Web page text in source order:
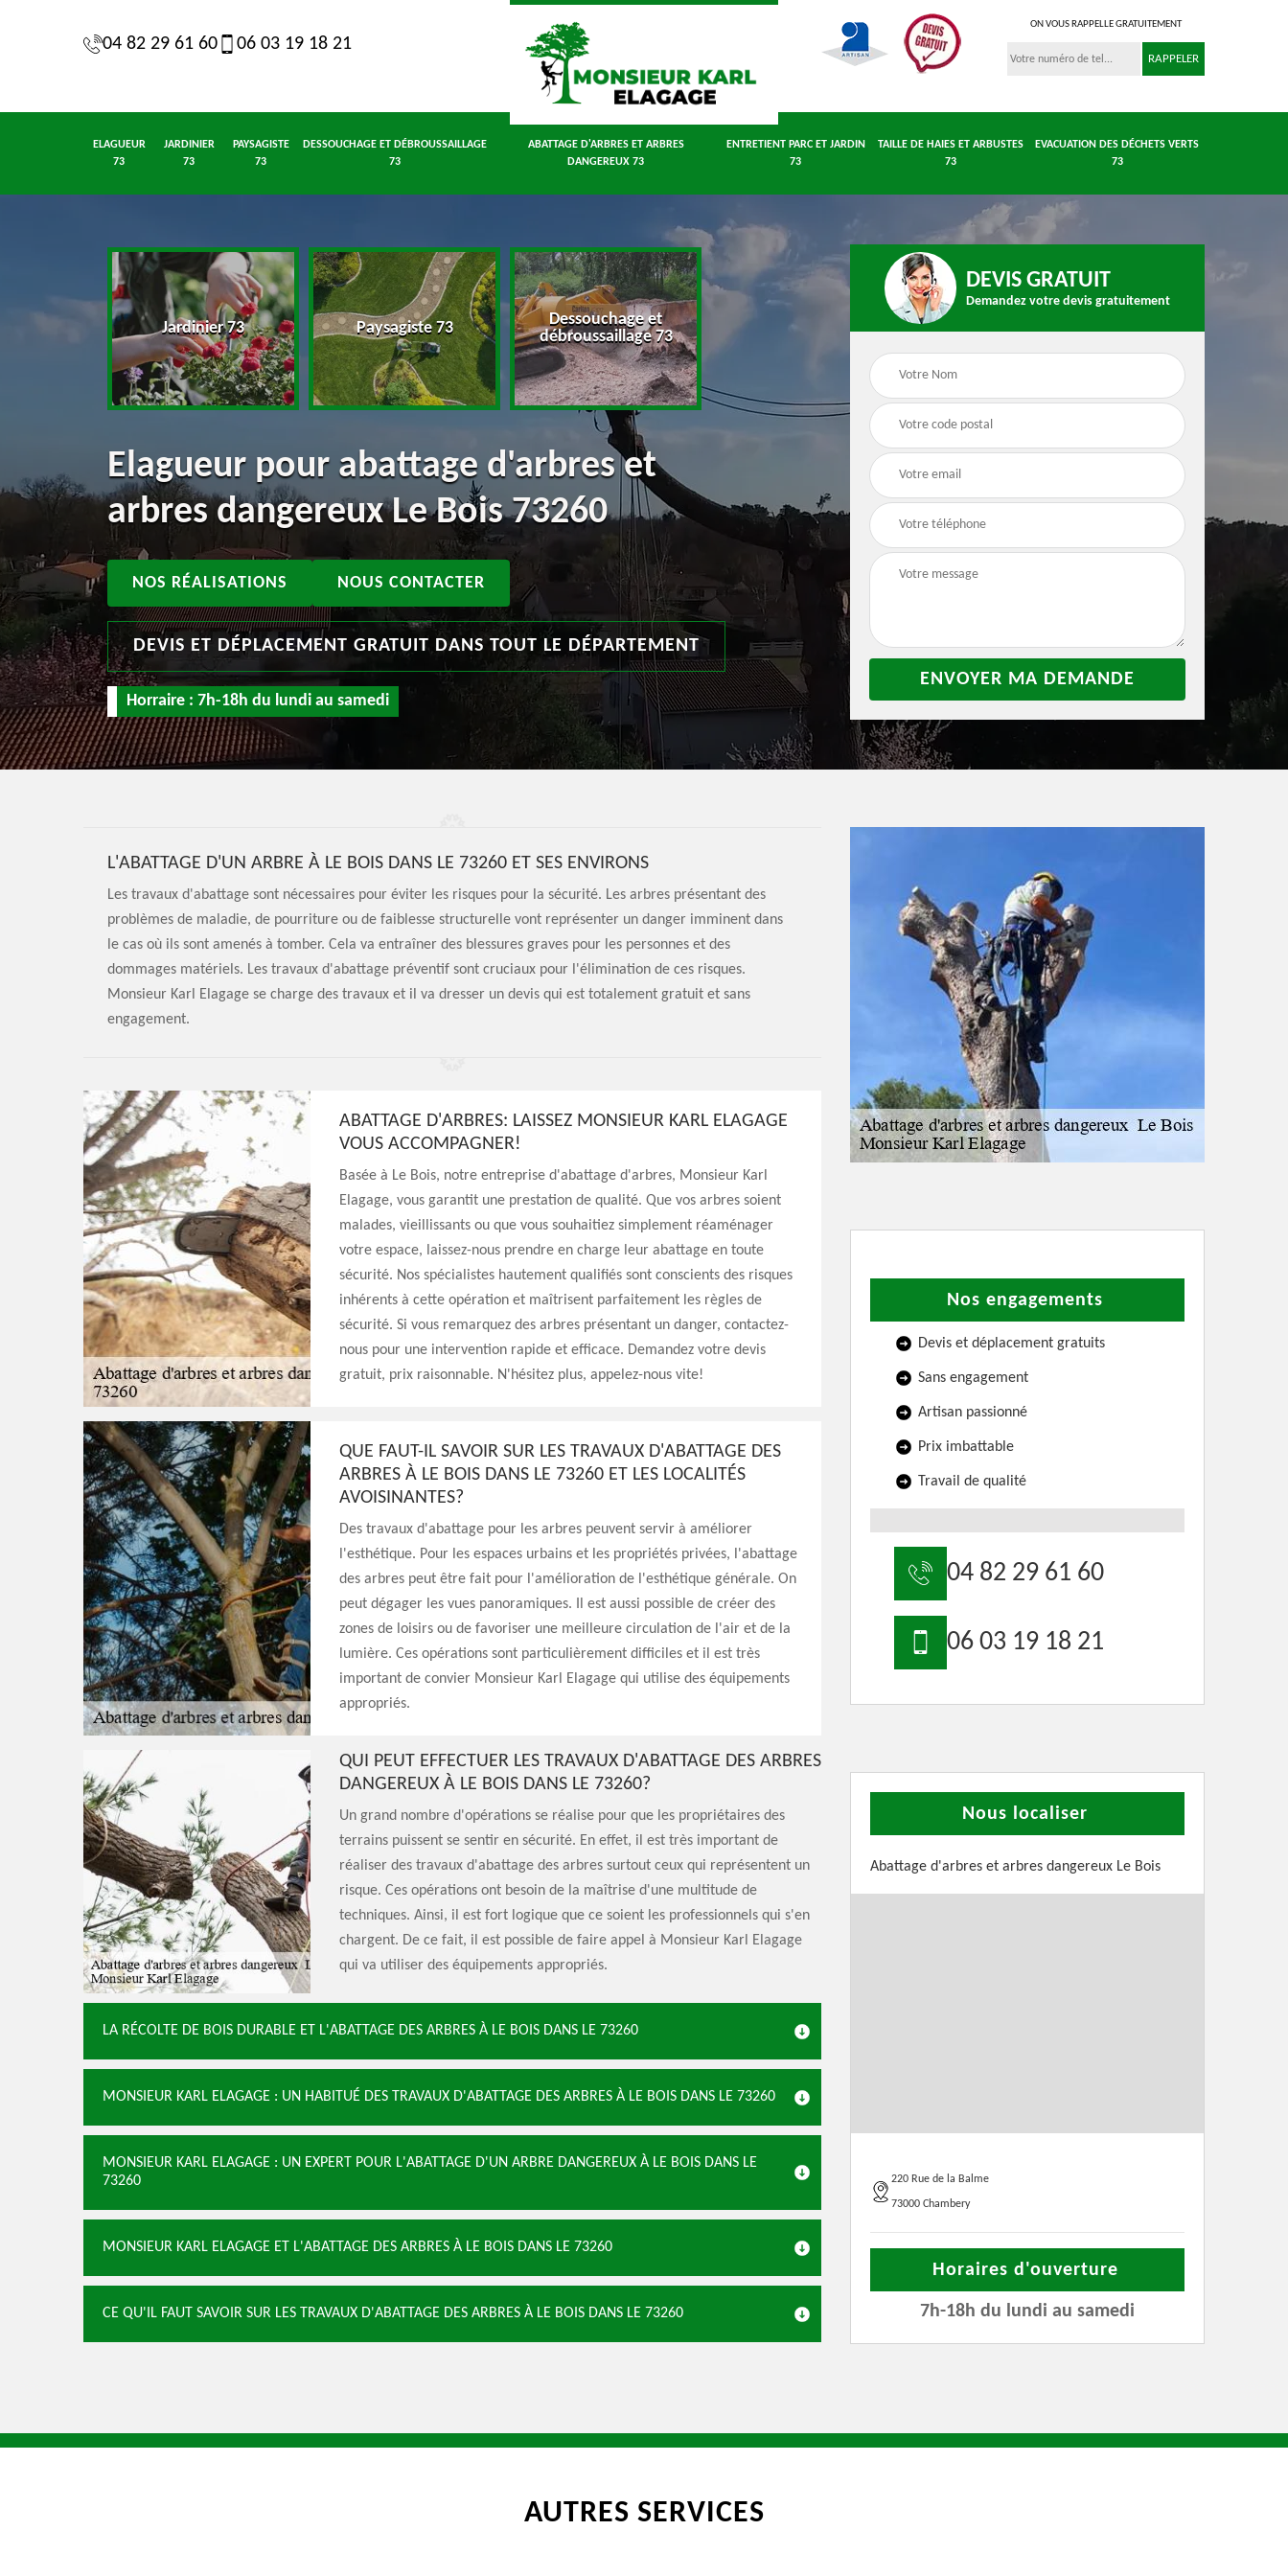
04 82 29 61 60 06 03 19 18 21
ON VOUS RAPPELLE GRATUITEMENT
ELAGUEUR
73
JARDINIER
73
PAYSAGISTE
73
DESSOUCHAGE ET DÉBROUSSAILLAGE
73
ABATTAGE D'ARBRES ET ARBRES
DANGEREUX 73
ENTRETIENT PARC ET JARDIN
73
TAILLE DE HAIES ET ARBUSTES
73
EVACUATION DES DÉCHETS VERTS
73
Jardinier 73 Paysagiste 73
Dessouchage et
débroussaillage 73
arbres dangereux 73
Entretient parc et
jardin 73
arbustes 73
Elagueur pour abattage d'arbres et
arbres dangereux Le Bois 73260
NOS RÉALISATIONS NOUS CONTACTER
DEVIS ET DÉPLACEMENT GRATUIT DANS TOUT LE DÉPARTEMENT
Horraire : 7h-18h du lundi au samedi
DEVIS GRATUIT
Demandez votre devis gratuitement
L'ABATTAGE D'UN ARBRE À LE BOIS DANS LE 73260 ET SES ENVIRONS
Les travaux d'abattage sont nécessaires pour éviter les risques pour la sécurité. Les arbres présentant des
problèmes de maladie, de pourriture ou de faiblesse structurelle vont représenter un danger imminent dans
le cas où ils sont amenés à tomber. Cela va entraîner des blessures graves pour les personnes et des
dommages matériels. Les travaux d'abattage préventif sont cruciaux pour l'élimination de ces risques.
Monsieur Karl Elagage se charge des travaux et il va dresser un devis qui est totalement gratuit et sans
engagement.
ABATTAGE D'ARBRES: LAISSEZ MONSIEUR KARL ELAGAGE
VOUS ACCOMPAGNER!
Basée à Le Bois, notre entreprise d'abattage d'arbres, Monsieur Karl
Elagage, vous garantit une prestation de qualité. Que vos arbres soient
malades, vieillissants ou que vous souhaitiez simplement réaménager
votre espace, laissez-nous prendre en charge leur abattage en toute
sécurité. Nos spécialistes hautement qualifiés sont conscients des risques
inhérents à cette opération et maîtrisent parfaitement les règles de
sécurité. Si vous remarquez des arbres présentant un danger, contactez-
nous pour une intervention rapide et efficace. Demandez votre devis
gratuit, prix raisonnable. N'hésitez plus, appelez-nous vite!
QUE FAUT-IL SAVOIR SUR LES TRAVAUX D'ABATTAGE DES
ARBRES À LE BOIS DANS LE 73260 ET LES LOCALITÉS
AVOISINANTES?
Des travaux d'abattage pour les arbres peuvent servir à améliorer
l'esthétique. Pour les espaces urbains et les propriétés privées, l'abattage
des arbres peut être fait pour l'amélioration de l'esthétique générale. On
peut dégager les vues panoramiques. Il est aussi possible de créer des
zones de loisirs ou de favoriser une meilleure circulation de l'air et de la
lumière. Ces opérations sont particulièrement difficiles et il est très
important de convier Monsieur Karl Elagage qui utilise des équipements
appropriés.
QUI PEUT EFFECTUER LES TRAVAUX D'ABATTAGE DES ARBRES
DANGEREUX À LE BOIS DANS LE 73260?
Un grand nombre d'opérations se réalise pour que les propriétaires des
terrains puissent se sentir en sécurité. En effet, il est très important de
réaliser des travaux d'abattage des arbres surtout ceux qui représentent un
risque. Ces opérations ont besoin de la maîtrise d'une multitude de
techniques. Ainsi, il est fort logique que ce soient les professionnels qui s'en
chargent. De ce fait, il est possible de faire appel à Monsieur Karl Elagage
qui va utiliser des équipements appropriés.
LA RÉCOLTE DE BOIS DURABLE ET L'ABATTAGE DES ARBRES À LE BOIS DANS LE 73260
MONSIEUR KARL ELAGAGE : UN HABITUÉ DES TRAVAUX D'ABATTAGE DES ARBRES À LE BOIS DANS LE 73260
MONSIEUR KARL ELAGAGE : UN EXPERT POUR L'ABATTAGE D'UN ARBRE DANGEREUX À LE BOIS DANS LE
73260
MONSIEUR KARL ELAGAGE ET L'ABATTAGE DES ARBRES À LE BOIS DANS LE 73260
CE QU'IL FAUT SAVOIR SUR LES TRAVAUX D'ABATTAGE DES ARBRES À LE BOIS DANS LE 73260
Nos engagements
Devis et déplacement gratuits
Sans engagement
Artisan passionné
Prix imbattable
Travail de qualité
04 82 29 61 60
06 03 19 18 21
Nous localiser
Abattage d'arbres et arbres dangereux Le Bois
220 Rue de la Balme
73000 Chambery
Horaires d'ouverture
7h-18h du lundi au samedi
AUTRES SERVICES